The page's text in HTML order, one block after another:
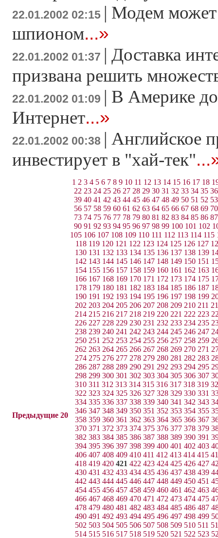
22.01.2002 02:15 | Модем может
шпионом...»
22.01.2002 01:37 | Доставка
призвана решить
22.01.2002 01:09 | В Америке
Интернет...»
22.01.2002 00:38 | Английское
инвестирует в "хай-тек"
Предыдущие 20
1 2 3 4 5 6 7 8 9 10 11 12 13 14 15 16 17 18
22 23 24 25 26 27 28 29 30 31 32 33 34 35 36
39 40 41 42 43 44 45 46 47 48 49 50 51 52 53
56 57 58 59 60 61 62 63 64 65 66 67 68 69 70
73 74 75 76 77 78 79 80 81 82 83 84 85 86 87
90 91 92 93 94 95 96 97 98 99 100 101 102
105 106 107 108 109 110 111 112 113 114 115
118 119 120 121 122 123 124 125 126 127
130 131 132 133 134 135 136 137 138 139
142 143 144 145 146 147 148 149 150 151
154 155 156 157 158 159 160 161 162 163
166 167 168 169 170 171 172 173 174 175
178 179 180 181 182 183 184 185 186 187
190 191 192 193 194 195 196 197 198 199
202 203 204 205 206 207 208 209 210 211
214 215 216 217 218 219 220 221 222 223
226 227 228 229 230 231 232 233 234 235
238 239 240 241 242 243 244 245 246 247
250 251 252 253 254 255 256 257 258 259
262 263 264 265 266 267 268 269 270 271
274 275 276 277 278 279 280 281 282 283
286 287 288 289 290 291 292 293 294 295
298 299 300 301 302 303 304 305 306 307
310 311 312 313 314 315 316 317 318 319
322 323 324 325 326 327 328 329 330 331
334 335 336 337 338 339 340 341 342 343
346 347 348 349 350 351 352 353 354 355
358 359 360 361 362 363 364 365 366 367
370 371 372 373 374 375 376 377 378 379
382 383 384 385 386 387 388 389 390 391
394 395 396 397 398 399 400 401 402 403
406 407 408 409 410 411 412 413 414 415
418 419 420 421 422 423 424 425 426 427
430 431 432 433 434 435 436 437 438 439
442 443 444 445 446 447 448 449 450 451
454 455 456 457 458 459 460 461 462 463
466 467 468 469 470 471 472 473 474 475
478 479 480 481 482 483 484 485 486 487
490 491 492 493 494 495 496 497 498 499
502 503 504 505 506 507 508 509 510 511
514 515 516 517 518 519 520 521 522 523